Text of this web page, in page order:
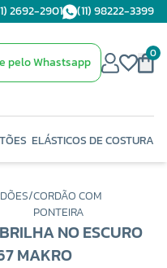
2692-2901 (11) 98222-3399
pelo Whastsapp
0
ELÁSTICOS DE COSTURA
/CORDÃO COM
PONTEIRA
NO ESCURO
MAKRO